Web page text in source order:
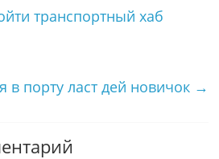
транспортный хаб
в порту ласт дей новичок →